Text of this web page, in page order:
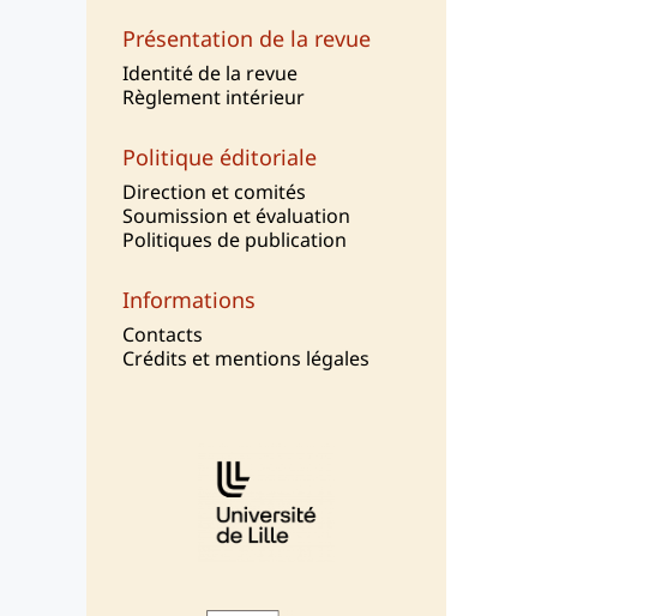
Présentation de la revue
Identité de la revue
Règlement intérieur
Politique éditoriale
Direction et comités
Soumission et évaluation
Politiques de publication
Informations
Contacts
Crédits et mentions légales